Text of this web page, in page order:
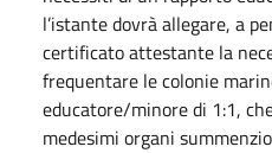
l’istante dovrà allegare, a
certificato attestante la
frequentare le colonie
educatore/minore di 1:1,
medesimi organi